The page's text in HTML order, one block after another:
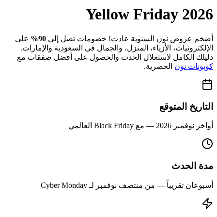
Yellow Friday 2026
أضخم عروض نون السنوية عادت! خصومات تصل إلى 90%
على
الإلكترونيات، الأزياء، المنزل، والجمال في السعودية والإمارات.
دليلك الكامل لاستغلال الحدث والحصول على أفضل صفقات مع
كوبونات نون الحصرية.
التاريخ المتوقع
أواخر نوفمبر 2026 — مع Black Friday العالمي
مدة الحدث
أسبوعان تقريباً — من منتصف نوفمبر لـ Cyber Monday